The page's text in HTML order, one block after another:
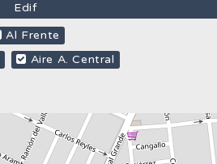
Edif
Al Frente
Aire A. Central